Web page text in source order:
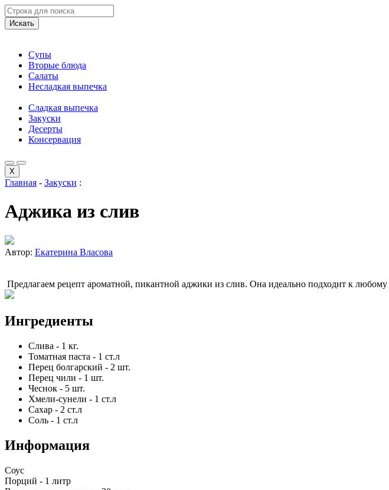
Искать
Супы
Вторые блюда
Салаты
Несладкая выпечка
Сладкая выпечка
Закуски
Десерты
Консервация
X
Главная - Закуски :
Аджика из слив
Автор: Екатерина Власова
Предлагаем рецепт ароматной, пикантной аджики из слив. Она идеально подходит к
Ингредиенты
Слива - 1 кг.
Томатная паста - 1 ст.л
Перец болгарский - 2 шт.
Перец чили - 1 шт.
Чеснок - 5 шт.
Хмели-сунели - 1 ст.л
Сахар - 2 ст.л
Соль - 1 ст.л
Информация
Соус
Порций - 1 литр